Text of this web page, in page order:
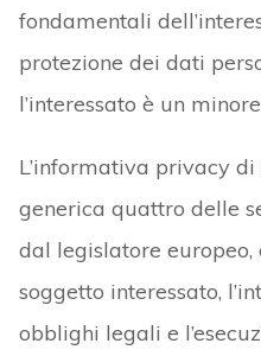
fondamentali
protezione dei dati
l’interessato è un
L’informativa privacy
generica quattro delle
dal legislatore europeo,
soggetto interessato,
obblighi legali e